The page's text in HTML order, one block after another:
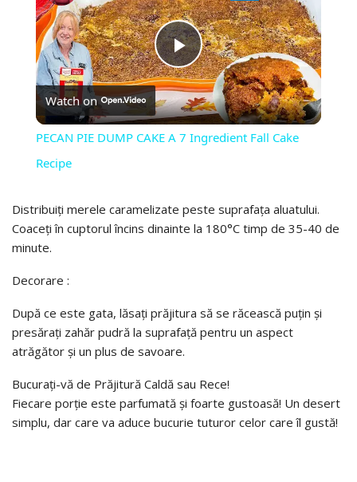
PLAY
VIDEO
Watch on
PECAN PIE DUMP CAKE A 7 Ingredient Fall Cake
Recipe
Distribuiți merele caramelizate peste suprafața aluatului.
Coaceți în cuptorul încins dinainte la 180°C timp de 35-40 de
minute.
Decorare :
După ce este gata, lăsați prăjitura să se răcească puțin și
presărați zahăr pudră la suprafață pentru un aspect
atrăgător și un plus de savoare.
Bucurați-vă de Prăjitură Caldă sau Rece!
Fiecare porție este parfumată și foarte gustoasă! Un desert
simplu, dar care va aduce bucurie tuturor celor care îl gustă!